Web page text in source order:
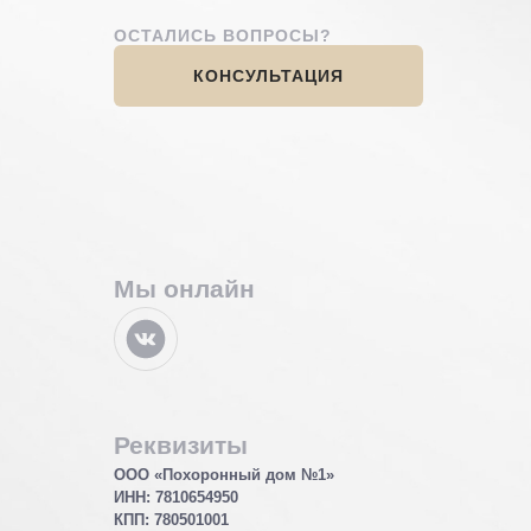
Мы онлайн
ОСТАЛИСЬ ВОПРОСЫ?
КОНСУЛЬТАЦИЯ
Реквизиты
ООО «Похоронный дом №1»
ИНН: 7810654950
КПП: 780501001